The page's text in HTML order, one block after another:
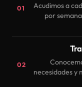
01
Acudimos a
por
02
necesidades y